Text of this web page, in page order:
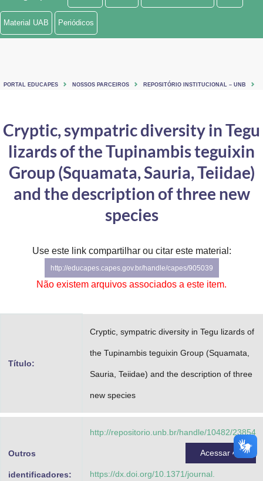
Ministério de Minas e Energia
Controladoria-Geral da União
Ministério da Mulher, da Família e dos Direitos Humanos
Secretaria-Geral
Gabinete de Segurança Institucional
Material UAB Periódicos
PORTAL EDUCAPES NOSSOS PARCEIROS REPOSITÓRIO INSTITUCIONAL – UNB
Cryptic, sympatric diversity in Tegu
lizards of the Tupinambis teguixin
Group (Squamata, Sauria, Teiidae)
and the description of three new
species
Use este link compartilhar ou citar este material:
http://educapes.capes.gov.br/handle/capes/905039
Não existem arquivos associados a este item.
Título:
Cryptic, sympatric diversity in Tegu lizards of
the Tupinambis teguixin Group (Squamata,
Sauria, Teiidae) and the description of three
new species
Outros
identificadores:
http://repositorio.unb.br/handle/10482/23854
Acessar
https://dx.doi.org/10.1371/journal.